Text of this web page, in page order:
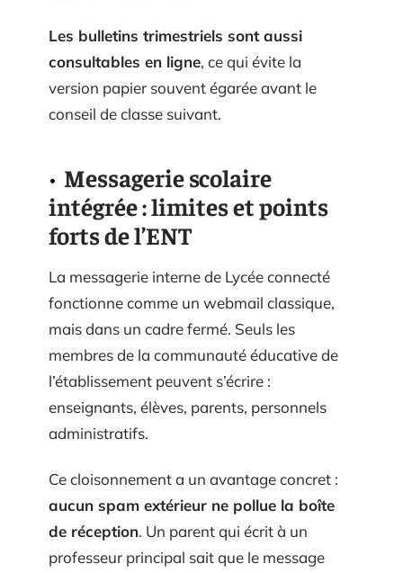
Les bulletins trimestriels sont aussi
consultables en ligne, ce qui évite la
version papier souvent égarée avant le
conseil de classe suivant.
Messagerie scolaire
intégrée : limites et points
forts de l’ENT
La messagerie interne de Lycée connecté
fonctionne comme un webmail classique,
mais dans un cadre fermé. Seuls les
membres de la communauté éducative de
l’établissement peuvent s’écrire :
enseignants, élèves, parents, personnels
administratifs.
Ce cloisonnement a un avantage concret :
aucun spam extérieur ne pollue la boîte
de réception. Un parent qui écrit à un
professeur principal sait que le message